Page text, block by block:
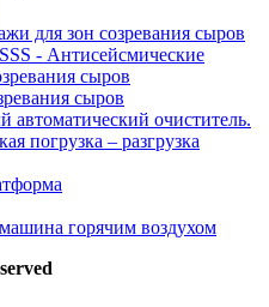
для зон созревания сыров
- Антисейсмические
сыров
сыров
автоматический очиститель.
погрузка – разгрузка
горячим воздухом